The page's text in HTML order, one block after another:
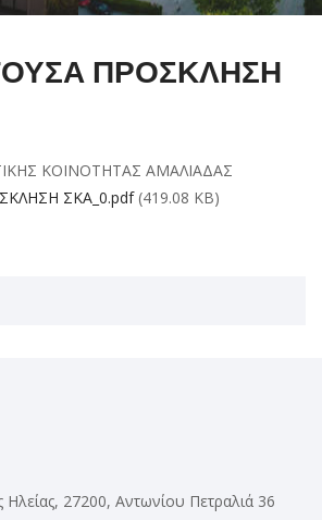
ΠΡΟΣΚΛΗΣΗ
ΚΟΙΝΟΤΗΤΑΣ ΑΜΑΛΙΑΔΑΣ
ΣΚΑ_0.pdf (419.08 KB)
27200, Αντωνίου Πετραλιά 36